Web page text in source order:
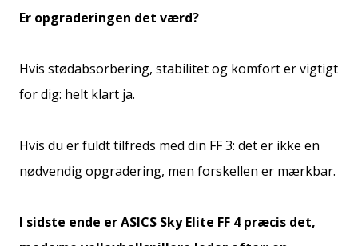
Er opgraderingen det værd?
Hvis stødabsorbering, stabilitet og komfort er vigtigt
for dig: helt klart ja.
Hvis du er fuldt tilfreds med din FF 3: det er ikke en
nødvendig opgradering, men forskellen er mærkbar.
I sidste ende er ASICS Sky Elite FF 4 præcis det,